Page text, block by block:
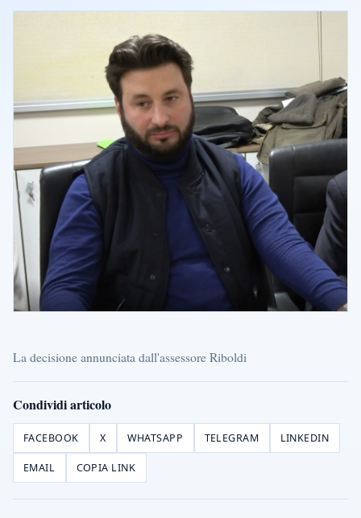
La decisione annunciata dall'assessore Riboldi
Condividi articolo
FACEBOOK X WHATSAPP TELEGRAM LINKEDIN
EMAIL COPIA LINK